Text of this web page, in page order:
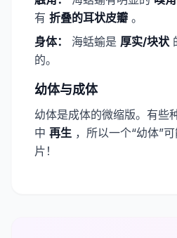
有 ​折叠的耳状皮瓣​ 。
​身体：
海蛞蝓是 ​厚实/块状​
的。
幼体与成体
幼体是成体的微缩版。有些
中 ​再生 ，所以一个“幼体”
片！